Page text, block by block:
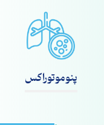
پنوموتوراکس